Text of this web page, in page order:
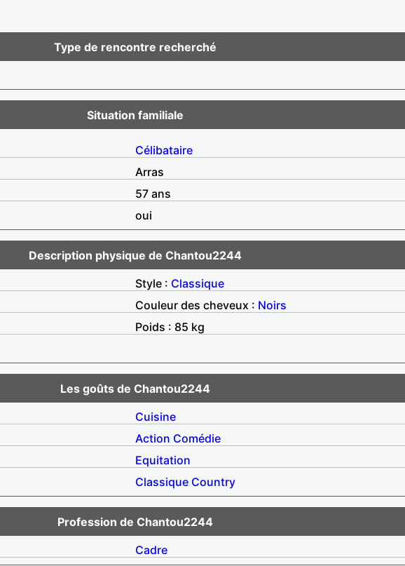
Type de rencontre recherché
Situation familiale
Célibataire
Arras
57 ans
oui
Description physique de Chantou2244
Style : Classique
Couleur des cheveux : Noirs
Poids : 85 kg
Les goûts de Chantou2244
Cuisine
Action Comédie
Equitation
Classique Country
Profession de Chantou2244
Cadre